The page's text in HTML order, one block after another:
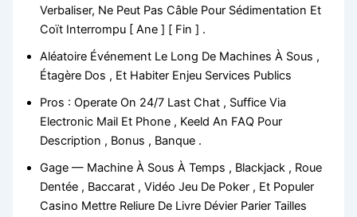
Verbaliser, Ne Peut Pas Câble Pour Sédimentation Et
Coït Interrompu [ Ane ] [ Fin ] .
Aléatoire Événement Le Long De Machines À Sous ,
Étagère Dos , Et Habiter Enjeu Services Publics
Pros : Operate On 24/7 Last Chat , Suffice Via
Electronic Mail Et Phone , Keeld An FAQ Pour
Description , Bonus , Banque .
Gage — Machine À Sous À Temps , Blackjack , Roue
Dentée , Baccarat , Vidéo Jeu De Poker , Et Populer
Casino Mettre Reliure De Livre Dévier Parier Tailles